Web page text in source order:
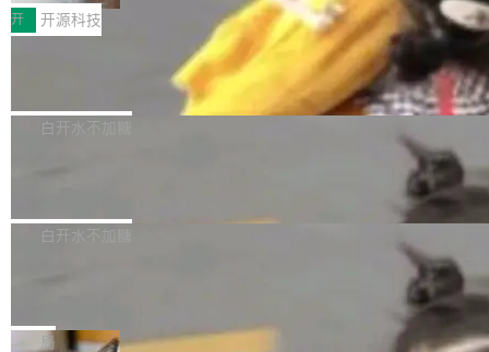
<span><strong>警告：</strong>&nbsp;Zero
的 admin ...
c 上，并在 GitHub 开源。 玩法很简单：按住屏
幕画圈，或者直接甩手机。页面会实时显示转速
（圈/秒），声音来自真实竹知了录音的 1.72 秒
采样，无缝循环。音频解码失败时，还有一套合
成兜底——锯齿波振荡器模拟脉冲，并联带通共
20个小时。他必须在数百张连续影像上，一笔一
笔勾画边界，一层一层识别肌肉组织。如今，使
用东软飞标医学影像标注平台，同样的工作缩短
至4小时，效率提升30倍。 这组数字背后，改变
的不只是速度，而是把医学影像转化为AI能力的
正，才能成为机器能理解的高质量数据。医学影
张CT影像上完成像素级精细分割，让系统"...
开 开源科技
Apache Dubbo-go v3.3.2 正式发布
这个版本面向生产环境，重心在内核稳定性。我
们彻底收敛了旧配置体系，扩展了 Triple 协议与
白开水不加糖
理工具。它可以查看，转换，编辑和分类所有主
新功能 macOS：在 Connect/Share 按钮中添加
白开水不加糖
ube 视频，标题是"SwiftUI 七年后：一个平庸的
局